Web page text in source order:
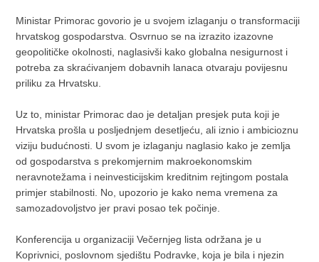
Ministar Primorac govorio je u svojem izlaganju o transformaciji
hrvatskog gospodarstva. Osvrnuo se na izrazito izazovne
geopolitičke okolnosti, naglasivši kako globalna nesigurnost i
potreba za skraćivanjem dobavnih lanaca otvaraju povijesnu
priliku za Hrvatsku.
Uz to, ministar Primorac dao je detaljan presjek puta koji je
Hrvatska prošla u posljednjem desetljeću, ali iznio i ambicioznu
viziju budućnosti. U svom je izlaganju naglasio kako je zemlja
od gospodarstva s prekomjernim makroekonomskim
neravnotežama i neinvesticijskim kreditnim rejtingom postala
primjer stabilnosti. No, upozorio je kako nema vremena za
samozadovoljstvo jer pravi posao tek počinje.
Konferencija u organizaciji Večernjeg lista održana je u
Koprivnici, poslovnom sjedištu Podravke, koja je bila i njezin